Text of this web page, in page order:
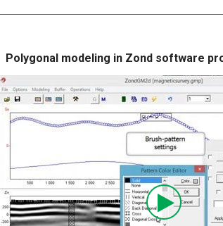
Polygonal modeling in Zond software